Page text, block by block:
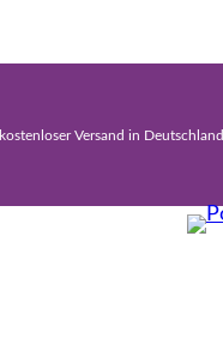
kostenloser Versand in Deutschland